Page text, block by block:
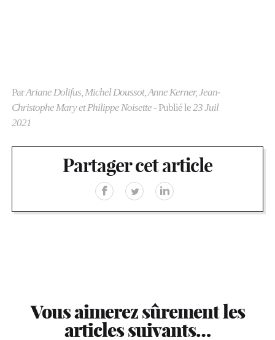
ParAriane Dolifus, Michel Doussot, Anne Kerner, Jean-
Christophe Mary et Philippe Noisette- Publié le23 Juil
2021
Partager cet article
Vous aimerez sûrement les
articles suivants…